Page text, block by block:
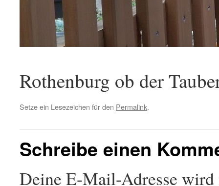
Rothenburg ob der
Setze ein Lesezeichen für den Permalink.
Schreibe einen
Deine E-Mail-Adresse